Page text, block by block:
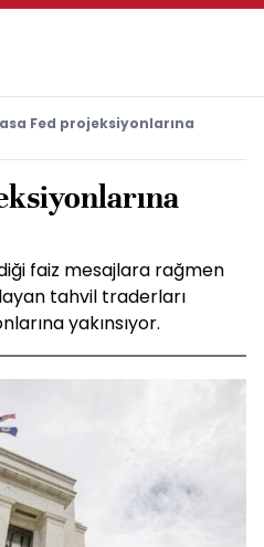
Fed projeksiyonlarına
faiz mesajlara rağmen
tahvil traderları
yakınsıyor.